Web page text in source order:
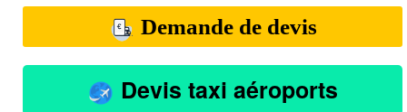
Demande de devis
Devis taxi aéroports